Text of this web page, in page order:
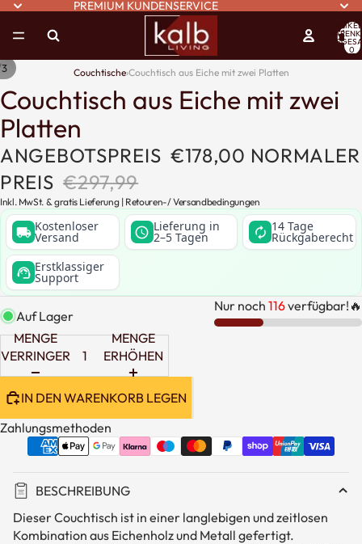
PREMIUM KUNDENSERVICE
0
Couchtische›Couchtisch aus Eiche mit zwei Platten
3
Couchtisch aus Eiche mit zwei
Platten
ANGEBOTSPREIS €178,00 NORMALER
PREIS €297,99
Inkl. MwSt. & gratis Lieferung | Retouren-/Versandbedingungen
local_shipping Kostenloser
Versand schedule Lieferung in
2–5 Tagen autorenew 14 Tage
Rückgaberecht
support_agent Erstklassiger
Support
Auf Lager
Nur noch 116verfügbar!🔥
MENGE
VERRINGERN
MENGE
ERHÖHEN
IN DEN WARENKORB LEGEN
Zahlungsmethoden
BESCHREIBUNG
Dieser Couchtisch ist in einer langlebigen und zeitlosen
Kombination aus Eichenholz und Metall gefertigt.